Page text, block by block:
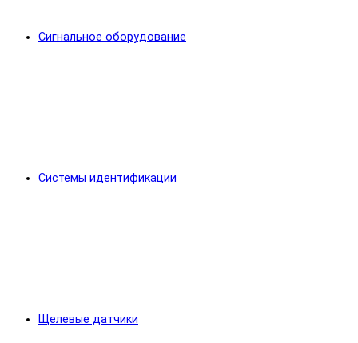
Сигнальное оборудование
Системы идентификации
Щелевые датчики